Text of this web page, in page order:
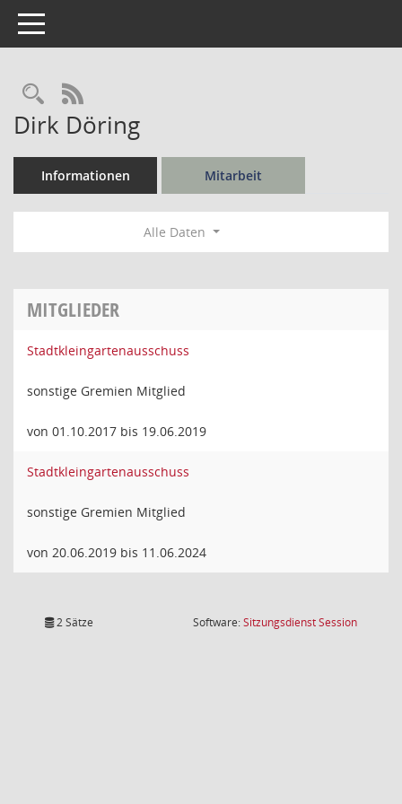
Toggle navigation
Rechercheauswahl
RSS-Feed
Dirk Döring
Informationen Mitarbeit
Alle Daten
MITGLIEDER
Stadtkleingartenausschuss
sonstige Gremien Mitglied
von 01.10.2017 bis 19.06.2019
Stadtkleingartenausschuss
sonstige Gremien Mitglied
von 20.06.2019 bis 11.06.2024
2 Sätze Software:SitzungsdienstSession(Wird in